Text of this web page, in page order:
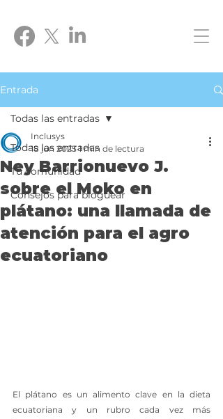
Entrada
Todas las entradas
Tu comunidad
Consejos para bloguear
Todas las entradas
Ney Barrionuevo J.
sobre el Moko en
plátano: una llamada de
atención para el agro
ecuatoriano
Inclusys
18 jun 2025 1 min de lectura
El plátano es un alimento clave en la dieta
ecuatoriana y un rubro cada vez más